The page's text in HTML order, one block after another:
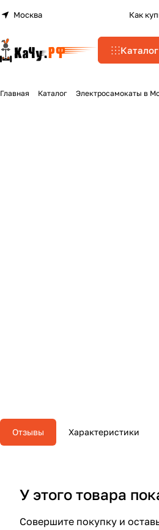
Москва Как
Каталог
Главная Каталог Электросамокаты в
Отзывы Характеристики
У этого товара
Совершите покупку и